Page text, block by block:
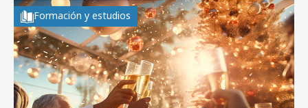
Formación y estudios